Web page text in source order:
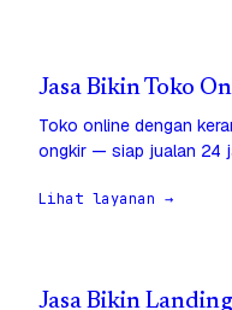
Jasa Bikin Toko
Toko online dengan
ongkir — siap jualan 24
Lihat layanan →
Jasa Bikin